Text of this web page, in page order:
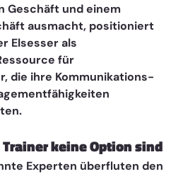
Geschäft und einem
ausmacht, positioniert
Elsesser als
für
die ihre Kommunikations-
keine Option sind
Experten überfluten den